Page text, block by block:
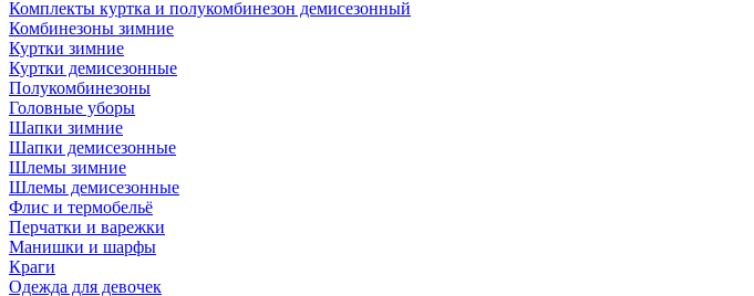
Комплекты куртка и полукомбинезон демисезонный
Комбинезоны зимние
Куртки зимние
Куртки демисезонные
Полукомбинезоны
Головные уборы
Шапки зимние
Шапки демисезонные
Шлемы зимние
Шлемы демисезонные
Флис и термобельё
Перчатки и варежки
Манишки и шарфы
Краги
Одежда для девочек